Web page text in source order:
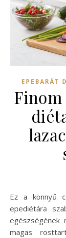
EPEBARÁT
Finom
Ez a könnyű csirke-zöldség raguleves kifejezetten az
epediétára
egészségének
magas